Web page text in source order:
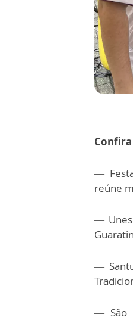
—
reúne
—
—
— São